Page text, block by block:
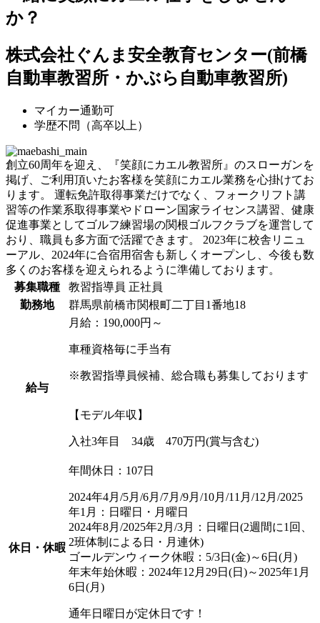
か？
株式会社ぐんま安全教育センター(前橋
自動車教習所・かぶら自動車教習所)
マイカー通勤可
学歴不問（高卒以上）
創立60周年を迎え、『笑顔にカエル教習所』のスローガンを
掲げ、ご利用頂いたお客様を笑顔にカエル業務を心掛けてお
ります。 運転免許取得事業だけでなく、フォークリフト講
習等の作業系取得事業やドローン国家ライセンス講習、健康
促進事業としてゴルフ練習場の関根ゴルフクラブを運営して
おり、職員も多方面で活躍できます。 2023年に校舎リニュ
ーアル、2024年に合宿用宿舎も新しくオープンし、今後も数
多くのお客様を迎えられるように準備しております。
募集職種
教習指導員 正社員
勤務地
群馬県前橋市関根町二丁目1番地18
給与
月給：190,000円～
車種資格毎に手当有
※教習指導員候補、総合職も募集しております
【モデル年収】
入社3年目 34歳 470万円(賞与含む)
休日・休暇
年間休日：107日
2024年4月/5月/6月/7月/9月/10月/11月/12月/2025
年1月：日曜日・月曜日
2024年8月/2025年2月/3月：日曜日(2週間に1回、
2班体制による日・月連休)
ゴールデンウィーク休暇：5/3日(金)～6日(月)
年末年始休暇：2024年12月29日(日)～2025年1月
6日(月)
通年日曜日が定休日です！